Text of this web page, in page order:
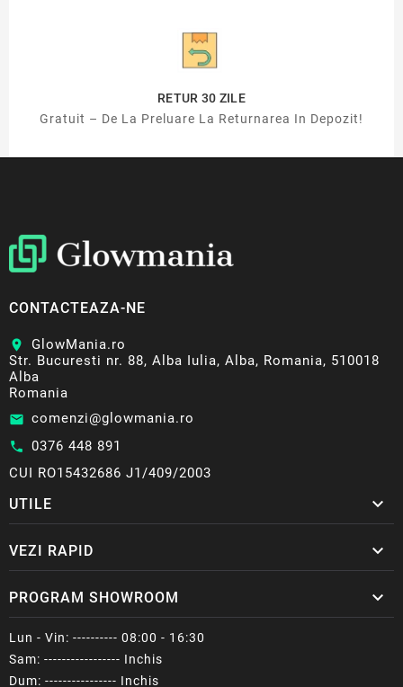
RETUR 30 ZILE
Gratuit – De La Preluare La Returnarea In Depozit!
CONTACTEAZA-NE
location_on
GlowMania.ro
Str. Bucuresti nr. 88, Alba Iulia, Alba, Romania, 510018
Alba
Romania
email comenzi@glowmania.ro
call 0376 448 891
CUI RO15432686 J1/409/2003
UTILE 
VEZI RAPID 
PROGRAM SHOWROOM 
Lun - Vin: ---------- 08:00 - 16:30
Sam: ----------------- Inchis
Dum: ---------------- Inchis